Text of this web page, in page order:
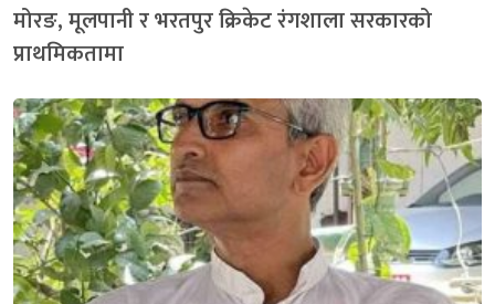
मोरङ, मूलपानी र भरतपुर क्रिकेट रंगशाला सरकारको
प्राथमिकतामा